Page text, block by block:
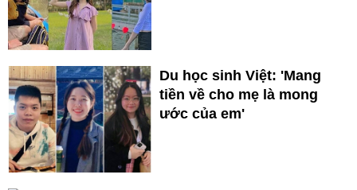
Du học sinh Việt: 'Mang
tiền về cho mẹ là mong
ước của em'